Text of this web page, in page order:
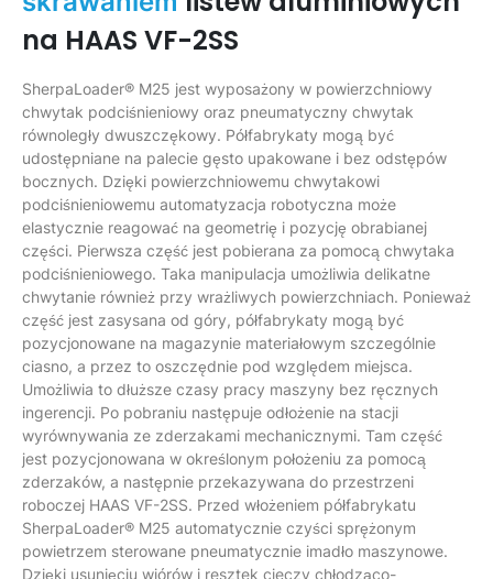
na HAAS VF-2SS
SherpaLoader® M25 jest wyposażony w powierzchniowy
chwytak podciśnieniowy oraz pneumatyczny chwytak
równoległy dwuszczękowy. Półfabrykaty mogą być
udostępniane na palecie gęsto upakowane i bez odstępów
bocznych. Dzięki powierzchniowemu chwytakowi
podciśnieniowemu automatyzacja robotyczna może
elastycznie reagować na geometrię i pozycję obrabianej
części. Pierwsza część jest pobierana za pomocą chwytaka
podciśnieniowego. Taka manipulacja umożliwia delikatne
chwytanie również przy wrażliwych powierzchniach. Ponieważ
część jest zasysana od góry, półfabrykaty mogą być
pozycjonowane na magazynie materiałowym szczególnie
ciasno, a przez to oszczędnie pod względem miejsca.
Umożliwia to dłuższe czasy pracy maszyny bez ręcznych
ingerencji. Po pobraniu następuje odłożenie na stacji
wyrównywania ze zderzakami mechanicznymi. Tam część
jest pozycjonowana w określonym położeniu za pomocą
zderzaków, a następnie przekazywana do przestrzeni
roboczej HAAS VF-2SS. Przed włożeniem półfabrykatu
SherpaLoader® M25 automatycznie czyści sprężonym
powietrzem sterowane pneumatycznie imadło maszynowe.
Dzięki usunięciu wiórów i resztek cieczy chłodząco-